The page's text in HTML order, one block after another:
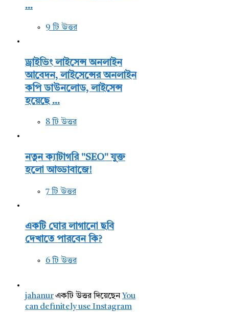
...
9 টি উত্তর
ড্রাইভিং লাইসেন্স অনলাইন
আবেদন, লাইসেন্সের অনলাইন
কপি ডাউনলোড, লাইসেন্স
হয়েছে ...
8 টি উত্তর
নতুন ক্যাটাগরি "SEO" যুক্ত
হলো আড্ডাবাজে!
7 টি উত্তর
একটি ঘোর লাগানো ছবি
দেখাতে পারবেন কি?
6 টি উত্তর
jahanurএকটি উত্তর দিয়েছেন You
can definitely use Instagram